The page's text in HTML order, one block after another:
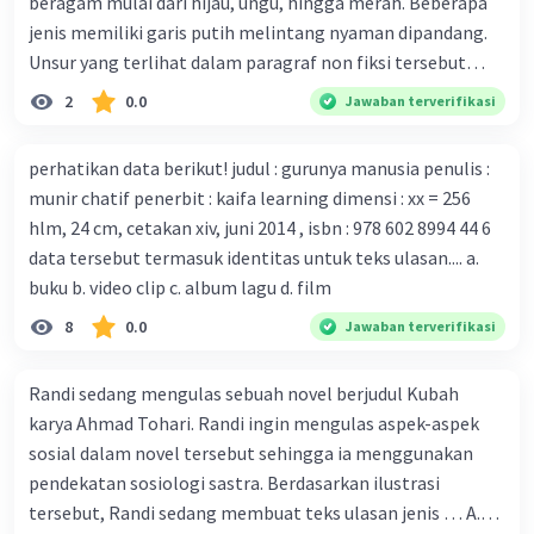
kekebalan, Melbourne, Julian Druce, menyatakan mereka
mengembangkan virus Corona versi laboratorium dari
tubuh pasien yang terinfeksi untuk uji coba. Tanggapan
yang sesuai dengan berita tersebut adalah ... A.
serangan virus Corona dengan menemukan vaksin virus
tersebut. B. Para ilmuan perlu segera mempelajari virus
corona yang menjadi masalah besar bagi kesehatan dunia
karena persebarannya sangat cepat. C. Masyarakat perlu
mawas diri dan menjaga kesehatan dalam menghadapi
serangan virus corona yang mulai menyebar di Indonesia,
D. Virus corona menjadi masalah besar bagi kesehatan
jenis memiliki garis putih melintang nyaman dipandang.
Unsur yang terlihat dalam paragraf non fiksi tersebut
adalah... A. cara menyajikan isi buku B. bahasa yang
digunakan C. tokoh dan penokohan D. penyajian alur cerita
2 0.0 Jawaban terverifikasi
perhatikan data berikut! judul : gurunya manusia penulis :
munir chatif penerbit : kaifa learning dimensi : xx = 256
hlm, 24 cm, cetakan xiv, juni 2014 , isbn : 978 602 8994 44 6
data tersebut termasuk identitas untuk teks ulasan.... a.
buku b. video clip c. album lagu d. film
8 0.0 Jawaban terverifikasi
Randi sedang mengulas sebuah novel berjudul Kubah
karya Ahmad Tohari. Randi ingin mengulas aspek-aspek
sosial dalam novel tersebut sehingga ia menggunakan
pendekatan sosiologi sastra. Berdasarkan ilustrasi
tersebut, Randi sedang membuat teks ulasan jenis … A.